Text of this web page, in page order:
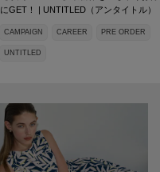
にGET！ | UNTITLED（アンタイトル）
CAMPAIGN CAREER PRE ORDER
UNTITLED